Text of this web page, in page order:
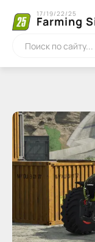
Farming
17/19/22/25